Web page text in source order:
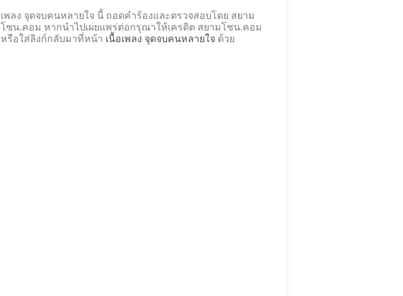
เพลง จุดจบคนหลายใจ นี้ ถอดคำร้องและตรวจสอบโดย สยาม
โซน.คอม หากนำไปเผยแพร่ต่อกรุณาให้เครดิต สยามโซน.คอม
หรือใส่ลิงก์กลับมาที่หน้า เนื้อเพลง จุดจบคนหลายใจ ด้วย